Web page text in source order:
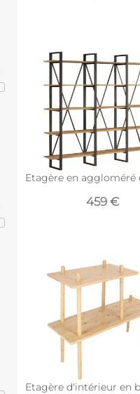
Etagère en
459 €
Etagère d'intérieur en